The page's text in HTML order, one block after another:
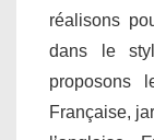
réalisons
dans le
proposons
Française,